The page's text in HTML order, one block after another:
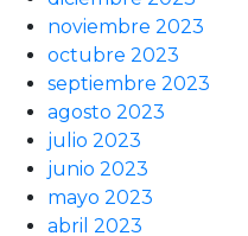
noviembre 2023
octubre 2023
septiembre 2023
agosto 2023
julio 2023
junio 2023
mayo 2023
abril 2023